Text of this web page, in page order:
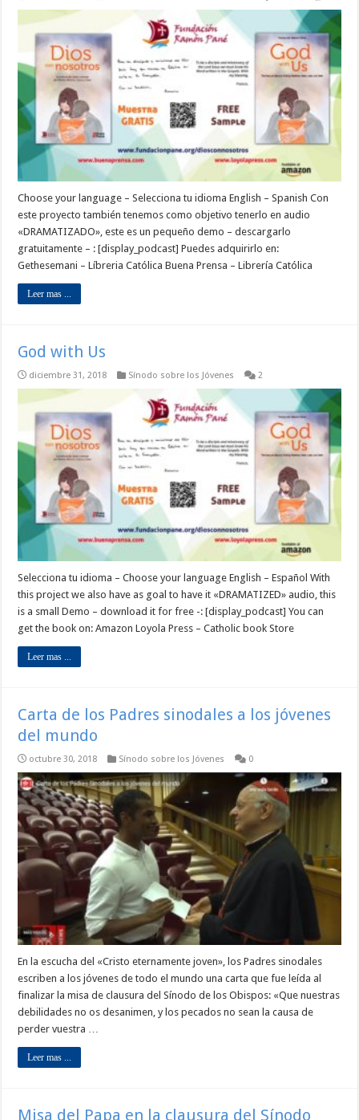
Choose your language – Selecciona tu idioma English – Spanish Con
este proyecto también tenemos como objetivo tenerlo en audio
«DRAMATIZADO», este es un pequeño demo – descargarlo
gratuitamente – : [display_podcast] Puedes adquirirlo en:
Gethesemani – Líbreria Católica Buena Prensa – Librería Católica
Leer mas ...
God with Us
diciembre 31, 2018 Sínodo sobre los Jóvenes 2
Selecciona tu idioma – Choose your language English – Español With
this project we also have as goal to have it «DRAMATIZED» audio, this
is a small Demo – download it for free -: [display_podcast] You can
get the book on: Amazon Loyola Press – Catholic book Store
Leer mas ...
Carta de los Padres sinodales a los jóvenes
del mundo
octubre 30, 2018 Sínodo sobre los Jóvenes 0
En la escucha del «Cristo eternamente joven», los Padres sinodales
escriben a los jóvenes de todo el mundo una carta que fue leída al
finalizar la misa de clausura del Sínodo de los Obispos: «Que nuestras
debilidades no os desanimen, y los pecados no sean la causa de
perder vuestra …
Leer mas ...
Misa del Papa en la clausura del Sínodo